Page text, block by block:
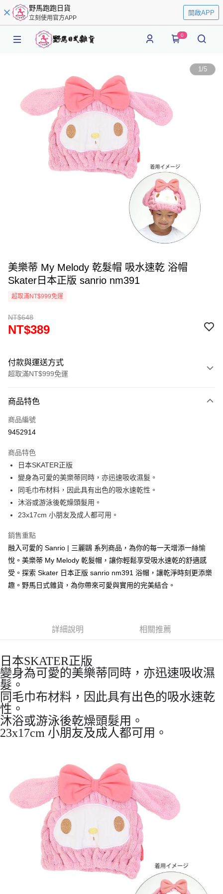
野馬跑跑日貨
立刻使用官方APP
開啟APP
0
1/5
美樂蒂 My Melody 乾髮帽 吸水速乾 浴帽
Skater日本正版 sanrio nm391
超取滿NT$999免運
NT$648
NT$389
付款與運送方式
超取滿NT$999免運
信用卡一次付款
信用卡分期付款
合作金庫商業銀行
華南商業銀行
上海商業儲蓄銀行
台北富邦商業銀行
國泰世華商業銀行
兆豐國際商業銀行
臺灣中小企業銀行
匯豐（台灣）商業銀行
聯邦商業銀行
元大商業銀行
台新國際商業銀行
中國信託商業銀行
台灣樂天信用卡公司
超商取貨付款
LINE Pay
Apple Pay
街口支付
悠遊付
Google Pay
ATM付款
每筆NT$65，滿NT$999(含以上)免運費
每筆NT$65，滿NT$999(含以上)免運費
7-11取貨付款
每筆NT$65，滿NT$999(含以上)免運費
付款後7-11取貨
每筆NT$65，滿NT$999(含以上)免運費
商品特色
商品編號
9452914
商品特色
日本SKATER正版
變身為可愛的美樂蒂同時，亦迅速吸收濕髮。
同毛巾布材料，因此具有出色的吸水速乾性。
沐浴或游泳後乾燥頭髮用。
23x17cm 小朋友及成人都可用。
銷售重點
融入可愛的 Sanrio | 三麗鷗 系列商品，為你的每一天增添一絲愉
悅。美樂蒂 My Melody 乾髮帽，讓你輕鬆享受吸水速乾的舒適感
受。探索 Skater 日本正版 sanrio nm391 浴帽，讓乾淨時刻更添樂
趣。野馬日式雜貨，為你帶來可愛與實用的完美結合。
詳細說明 相關推薦
日本SKATER正版
變身為可愛的美樂蒂同時，亦迅速吸收濕
髮。
同毛巾布材料，因此具有出色的吸水速乾
性。
沐浴或游泳後乾燥頭髮用。
23x17cm 小朋友及成人都可用。